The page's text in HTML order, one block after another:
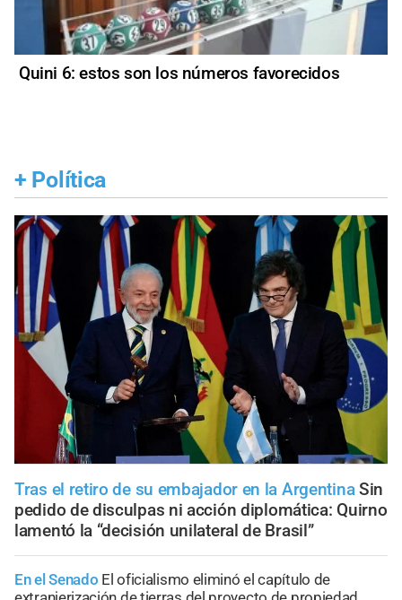
Quini 6: estos son los números favorecidos
+ Política
Tras el retiro de su embajador en la Argentina Sin
pedido de disculpas ni acción diplomática: Quirno
lamentó la “decisión unilateral de Brasil”
En el Senado El oficialismo eliminó el capítulo de